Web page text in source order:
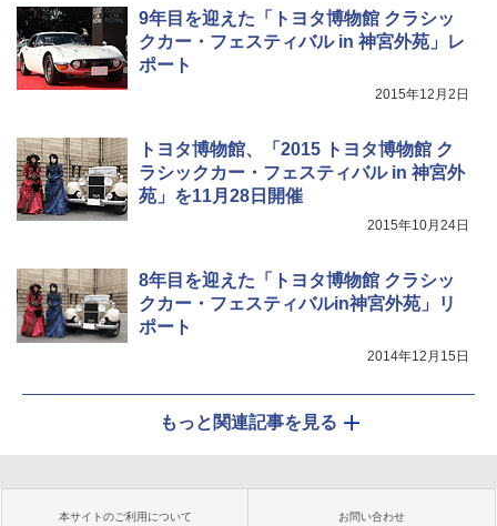
9年目を迎えた「トヨタ博物館 クラシッ
クカー・フェスティバル in 神宮外苑」レ
ポート
2015年12月2日
トヨタ博物館、「2015 トヨタ博物館 ク
ラシックカー・フェスティバル in 神宮外
苑」を11月28日開催
2015年10月24日
8年目を迎えた「トヨタ博物館 クラシッ
クカー・フェスティバルin神宮外苑」リ
ポート
2014年12月15日
もっと関連記事を見る
本サイトのご利用について お問い合わせ